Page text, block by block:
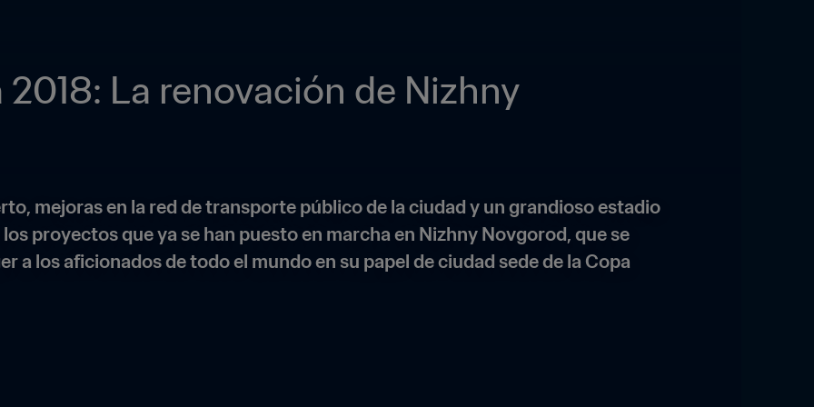
La renovación de Nizhny
mejoras en la red de transporte público de la ciudad y un grandioso estadio
proyectos que ya se han puesto en marcha en Nizhny Novgorod, que se
a los aficionados de todo el mundo en su papel de ciudad sede de la Copa